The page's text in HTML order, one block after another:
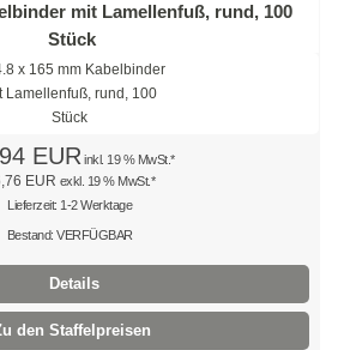
mit Lamellenfuß, rund, 100
Stück
EUR inkl. 19 % MwSt.*
EUR exkl. 19 % MwSt.*
Lieferzeit: 1-2 Werktage
Bestand: VERFÜGBAR
Details
den Staffelpreisen